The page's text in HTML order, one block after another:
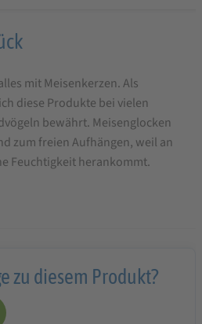
mit Meisenkerzen. Als
diese Produkte bei vielen
bewährt. Meisenglocken
zum freien Aufhängen, weil an
Feuchtigkeit herankommt.
zu diesem Produkt?